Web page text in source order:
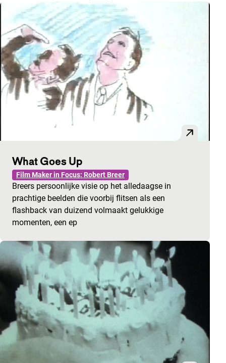
What Goes Up
Film Maker in Focus: Robert Breer
Breers persoonlijke visie op het alledaagse in
prachtige beelden die voorbij flitsen als een
flashback van duizend volmaakt gelukkige
momenten, een ep